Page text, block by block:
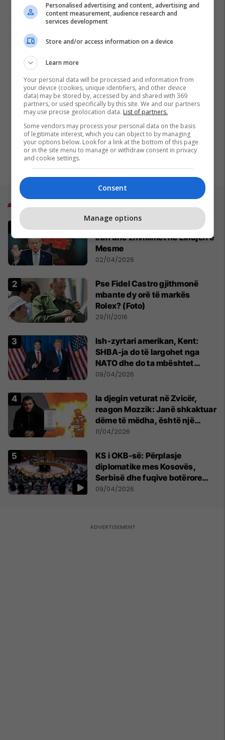
Top 5
MINUTË PAS MINUTE - Lufta në
Iran dhe zhvillimet në Lindjen e
Mesme
02/04/2026
Pse Fidel Castro gjithmonë
mbante dy orë të markës
Rolex? (Foto)
29/11/2016
Ish-zyrtari amerikan, Kent:
SHBA-ja do të largohet nga
NATO dhe do ta mbështet
Izraelin në një luftë të
09/04/2026
Ia djegin veturat në Zvicër,
reagon Mozzik: Janë shkaktuar
dëme të mëdha, është një
bandë nga Franca
11/04/2026
KS i OKB-së: Përplasje
diplomatike mes Kosovës,
Serbisë dhe fuqive botërore
mbi dialogun, sigurinë dhe
09/04/2026
Personalised advertising and content, advertising and
content measurement, audience research and
services development
Store and/or access information on a device
Learn more
Your personal data will be processed and information from
your device (cookies, unique identifiers, and other device
data) may be stored by, accessed by and shared with 369
partners, or used specifically by this site. We and our partners
may use precise geolocation data. List of partners.
Some vendors may process your personal data on the basis
of legitimate interest, which you can object to by managing
your options below. Look for a link at the bottom of this page
or in the site menu to manage or withdraw consent in privacy
and cookie settings.
Consent
Manage options